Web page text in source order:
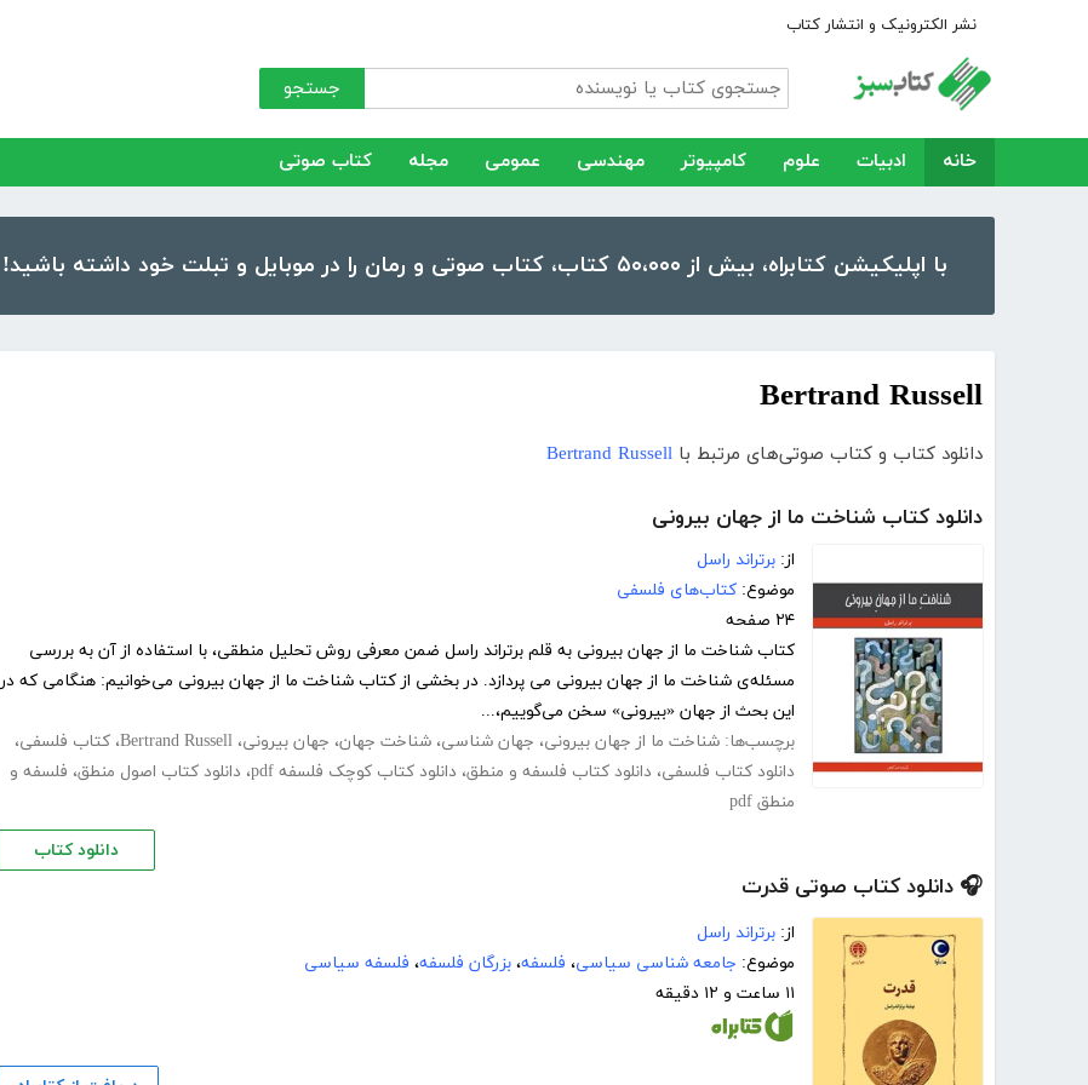
نشر الکترونیک و انتشار کتاب
جستجو
خانه ادبیات علوم کامپیوتر مهندسی عمومی مجله کتاب صوتی
با اپلیکیشن کتابراه، بیش از ۵۰،۰۰۰ کتاب، کتاب صوتی و رمان را در موبایل و تبلت خود داشته باشید!
Bertrand Russell
دانلود کتاب و کتاب صوتی‌های مرتبط با Bertrand Russell
دانلود کتاب شناخت ما از جهان بیرونی
از: برتراند راسل
موضوع: کتاب‌های فلسفی
۲۴ صفحه
کتاب شناخت ما از جهان بیرونی به قلم برتراند راسل ضمن معرفی روش تحلیل منطقی، با استفاده از آن به بررسی
مسئله‌ی شناخت ما از جهان بیرونی می پردازد. در بخشی از کتاب شناخت ما از جهان بیرونی می‌خوانیم: هنگامی که در
این بحث از جهان «بیرونی» سخن می‌گوییم،...
برچسب‌ها: شناخت ما از جهان بیرونی، جهان شناسی، شناخت جهان، جهان بیرونی، Bertrand Russell، کتاب فلسفی،
دانلود کتاب فلسفی، دانلود کتاب فلسفه و منطق، دانلود کتاب کوچک فلسفه pdf ، دانلود کتاب اصول منطق، فلسفه و
منطق pdf
دانلود کتاب
🎧 دانلود کتاب صوتی قدرت
از: برتراند راسل
موضوع: جامعه شناسی سیاسی، فلسفه، بزرگان فلسفه، فلسفه سیاسی
۱۱ ساعت و ۱۲ دقیقه